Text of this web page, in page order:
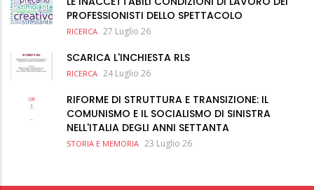
PROFESSIONISTI DELLO SPETTACOLO
RICERCA 27 Luglio 26
SCARICA L'INCHIESTA RLS
RICERCA 24 Luglio 26
RIFORME DI STRUTTURA E TRANSIZIONE: IL
COMUNISMO E IL SOCIALISMO DI SINISTRA
NELL'ITALIA DEGLI ANNI SETTANTA
STORIA E MEMORIA 23 Luglio 26